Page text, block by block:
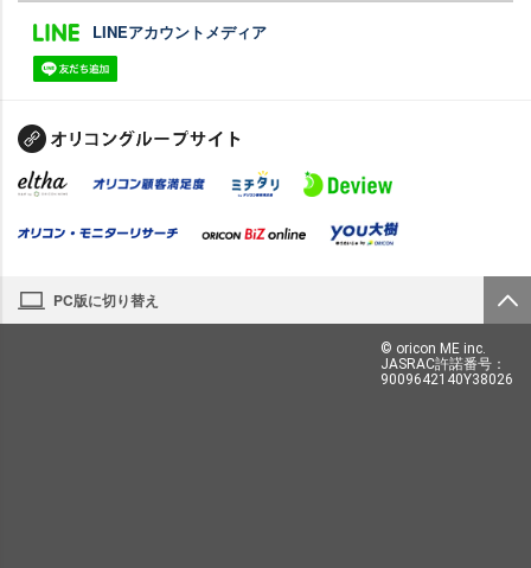
LINEアカウントメディア
PC版に切り替え
© oricon ME inc.
JASRAC許諾番号：
9009642140Y38026